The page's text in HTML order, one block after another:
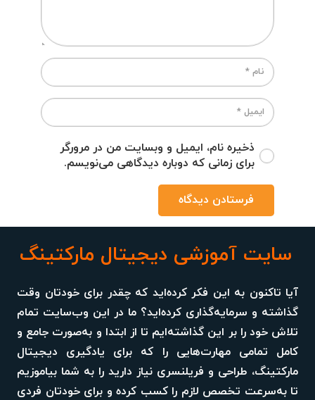
ذخیره نام، ایمیل و وبسایت من در مرورگر
برای زمانی که دوباره دیدگاهی می‌نویسم.
فرستادن دیدگاه
سایت آموزشی دیجیتال مارکتینگ
آیا تاکنون به این فکر کرده‌اید که چقدر برای خودتان وقت
گذاشته و سرمایه‌گذاری کرده‌اید؟ ما در این وب‌سایت تمام
تلاش خود را بر این گذاشته‌ایم تا از ابتدا و به‌صورت جامع و
کامل تمامی مهارت‌هایی را که برای یادگیری دیجیتال
مارکتینگ، طراحی و فریلنسری نیاز دارید را به شما بیاموزیم
تا به‌سرعت تخصص لازم را کسب کرده و برای خودتان فردی